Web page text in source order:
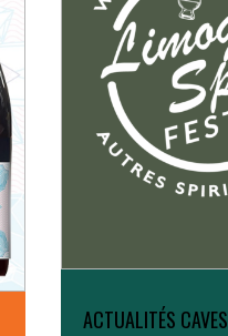
ACTUALITÉS CAVES